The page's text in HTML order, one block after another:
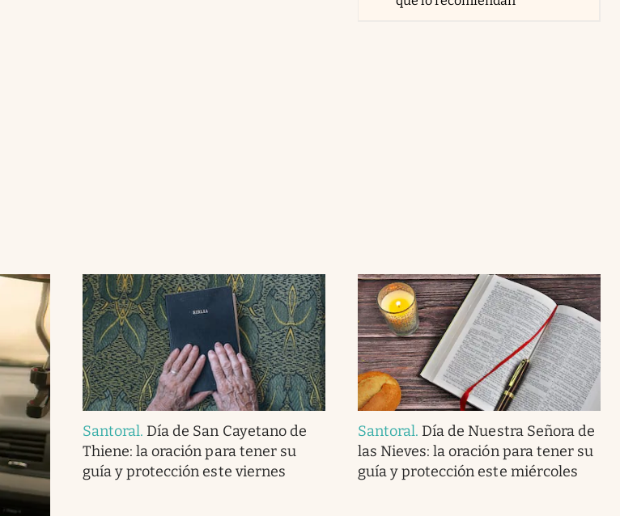
Santoral. Día de San Cayetano de
Thiene: la oración para tener su
guía y protección este viernes
Santoral. Día de Nuestra Señora de
las Nieves: la oración para tener su
guía y protección este miércoles